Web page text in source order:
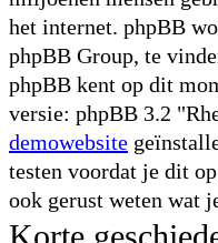
het internet. phpBB
phpBB Group, te
phpBB kent op dit
versie: phpBB 3.2
demowebsite
testen voordat je dit
ook gerust weten wat